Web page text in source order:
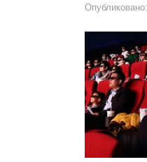
Опубликовано: